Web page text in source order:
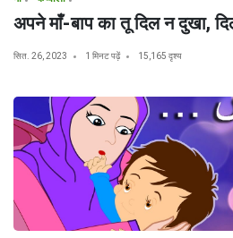
अपने माँ-बाप का तू दिल न दुखा,
सित. 26, 2023 1 मिनट पढ़ें 15,165 दृश्य